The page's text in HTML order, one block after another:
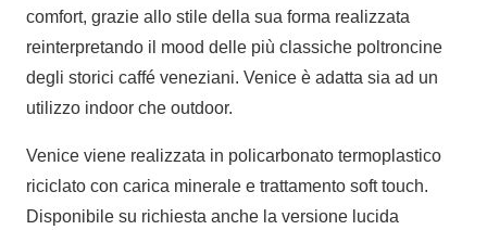
comfort, grazie allo stile della sua forma realizzata
reinterpretando il mood delle più classiche poltroncine
degli storici caffé veneziani. Venice è adatta sia ad un
utilizzo indoor che outdoor.
Venice viene realizzata in policarbonato termoplastico
riciclato con carica minerale e trattamento soft touch.
Disponibile su richiesta anche la versione lucida